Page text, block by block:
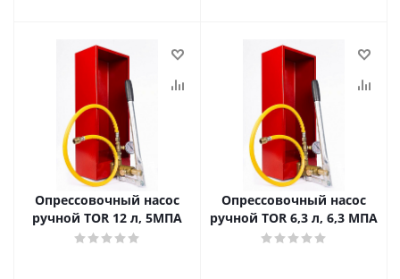
Опрессовочный насос
ручной TOR 12 л, 5МПА
Опрессовочный насос
ручной TOR 6,3 л, 6,3 МПА